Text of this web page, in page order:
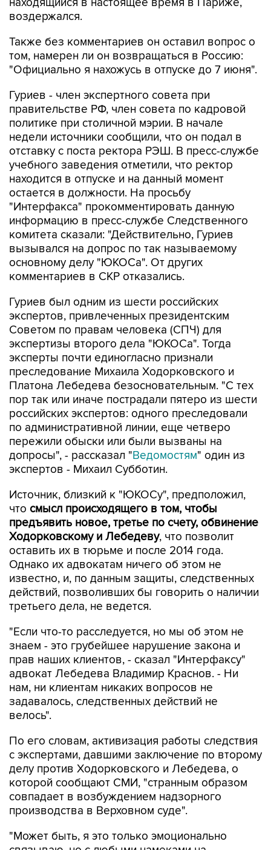
воздержался.
Также без комментариев он оставил вопрос о
том, намерен ли он возвращаться в Россию:
"Официально я нахожусь в отпуске до 7 июня".
Гуриев - член экспертного совета при
правительстве РФ, член совета по кадровой
политике при столичной мэрии. В начале
недели источники сообщили, что он подал в
отставку с поста ректора РЭШ. В пресс-службе
учебного заведения отметили, что ректор
находится в отпуске и на данный момент
остается в должности. На просьбу
"Интерфакса" прокомментировать данную
информацию в пресс-службе Следственного
комитета сказали: "Действительно, Гуриев
вызывался на допрос по так называемому
основному делу "ЮКОСа". От других
комментариев в СКР отказались.
Гуриев был одним из шести российских
экспертов, привлеченных президентским
Советом по правам человека (СПЧ) для
экспертизы второго дела "ЮКОСа". Тогда
эксперты почти единогласно признали
преследование Михаила Ходорковского и
Платона Лебедева безосновательным. "С тех
пор так или иначе пострадали пятеро из шести
российских экспертов: одного преследовали
по административной линии, еще четверо
пережили обыски или были вызваны на
допросы", - рассказал "Ведомостям" один из
экспертов - Михаил Субботин.
Источник, близкий к "ЮКОСу", предположил,
что смысл происходящего в том, чтобы
предъявить новое, третье по счету, обвинение
Ходорковскому и Лебедеву, что позволит
оставить их в тюрьме и после 2014 года.
Однако их адвокатам ничего об этом не
известно, и, по данным защиты, следственных
действий, позволивших бы говорить о наличии
третьего дела, не ведется.
"Если что-то расследуется, но мы об этом не
знаем - это грубейшее нарушение закона и
прав наших клиентов, - сказал "Интерфаксу"
адвокат Лебедева Владимир Краснов. - Ни
нам, ни клиентам никаких вопросов не
задавалось, следственных действий не
велось".
По его словам, активизация работы следствия
с экспертами, давшими заключение по второму
делу против Ходорковского и Лебедева, о
которой сообщают СМИ, "странным образом
совпадает в возбуждением надзорного
производства в Верховном суде".
"Может быть, я это только эмоционально